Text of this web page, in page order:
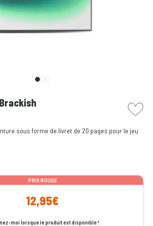
picto
sous forme de livret de 20 pages pour le jeu
PRIX ROUGE
12,95€
moi lorsque le produit est disponible !